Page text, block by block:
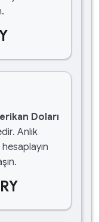
Doları
Anlık